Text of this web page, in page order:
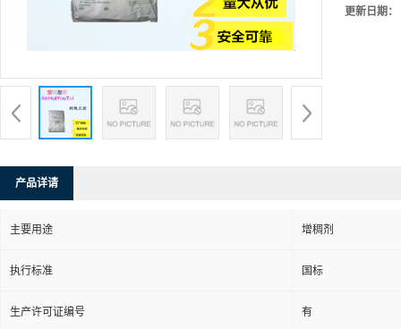
更新日期：
产品详请
主要用途 增稠剂
执行标准 国标
生产许可证编号 有